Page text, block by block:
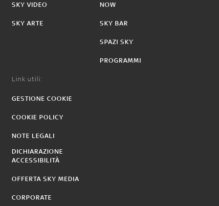
SKY VIDEO
SKY ARTE
NOW
SKY BAR
SPAZI SKY
PROGRAMMI
Link utili:
GESTIONE COOKIE
COOKIE POLICY
NOTE LEGALI
DICHIARAZIONE
ACCESSIBILITÀ
OFFERTA SKY MEDIA
CORPORATE